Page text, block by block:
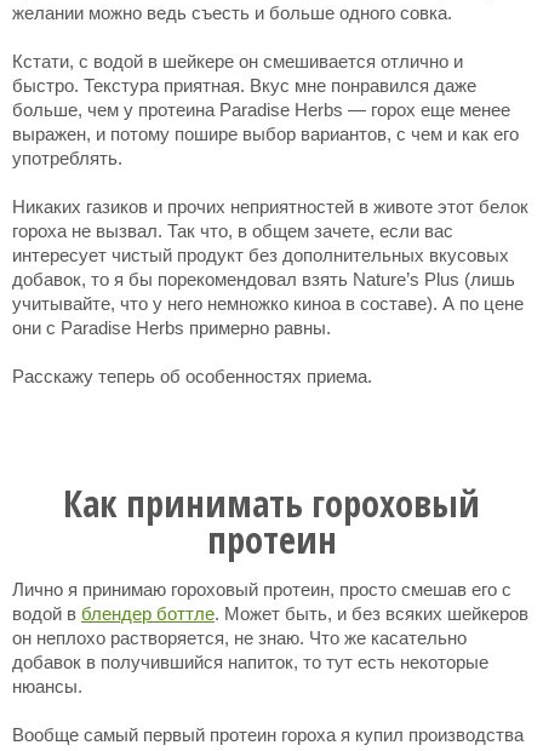
желании можно ведь съесть и больше одного совка.
Кстати, с водой в шейкере он смешивается отлично и
быстро. Текстура приятная. Вкус мне понравился даже
больше, чем у протеина Paradise Herbs — горох еще менее
выражен, и потому пошире выбор вариантов, с чем и как его
употреблять.
Никаких газиков и прочих неприятностей в животе этот белок
гороха не вызвал. Так что, в общем зачете, если вас
интересует чистый продукт без дополнительных вкусовых
добавок, то я бы порекомендовал взять Nature’s Plus (лишь
учитывайте, что у него немножко киноа в составе). А по цене
они с Paradise Herbs примерно равны.
Расскажу теперь об особенностях приема.
Как принимать гороховый
протеин
Лично я принимаю гороховый протеин, просто смешав его с
водой в блендер боттле. Может быть, и без всяких шейкеров
он неплохо растворяется, не знаю. Что же касательно
добавок в получившийся напиток, то тут есть некоторые
нюансы.
Вообще самый первый протеин гороха я купил производства